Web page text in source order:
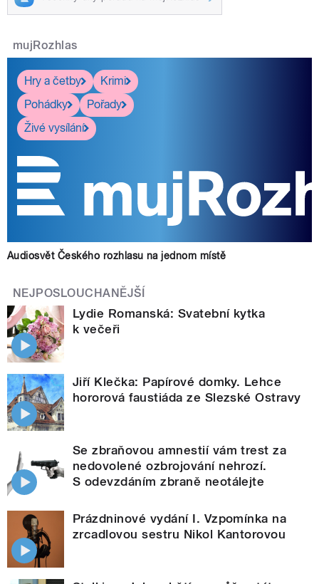
mujRozhlas
Hry a četby
Krimi
Pohádky
Pořady
Živé vysílání
Audiosvět Českého rozhlasu na jednom místě
NEJPOSLOUCHANĚJŠÍ
Lydie Romanská: Svatební kytka
k večeři
Jiří Klečka: Papírové domky. Lehce
hororová faustiáda ze Slezské Ostravy
Se zbraňovou amnestií vám trest za
nedovolené ozbrojování nehrozí.
S odevzdáním zbraně neotálejte
Prázdninové vydání I. Vzpomínka na
zrcadlovou sestru Nikol Kantorovou